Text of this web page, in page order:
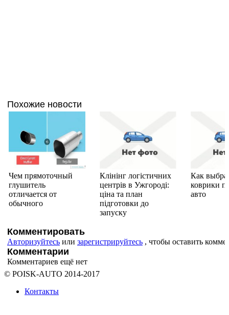
Похожие новости
Чем прямоточный
глушитель
отличается от
обычного
Клінінг логістичних
центрів в Ужгороді:
ціна та план
підготовки до
запуску
Как
коврики
авто
Комментировать
Авторизуйтесь или зарегистрируйтесь , чтобы оставить
Комментарии
Комментариев ещё нет
© POISK-AUTO 2014-2017
Контакты